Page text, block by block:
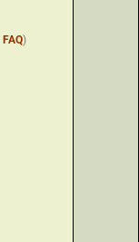
FAQ)